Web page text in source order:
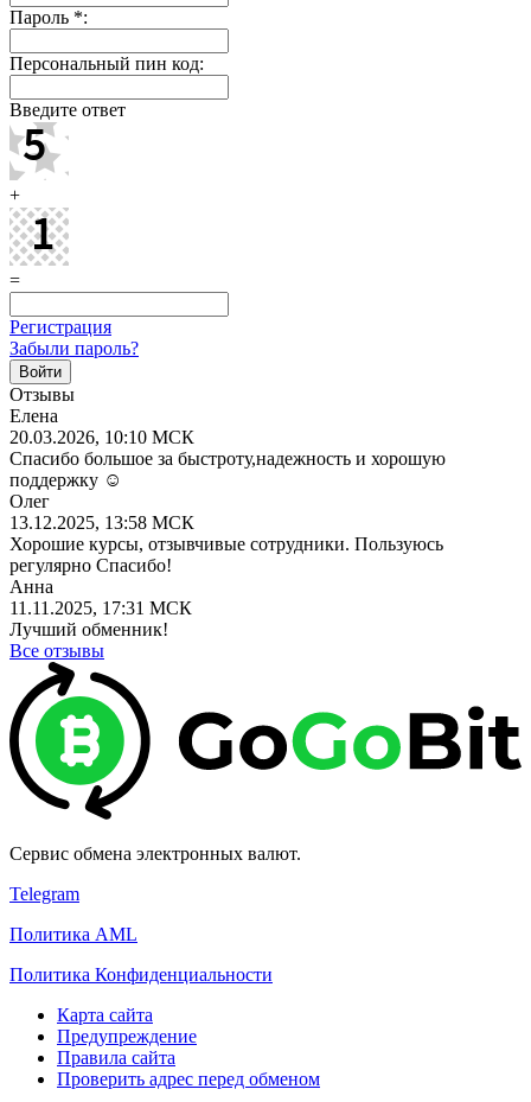
Пароль *:
Персональный пин код:
Введите ответ
+
=
Регистрация
Забыли пароль?
Отзывы
Елена
20.03.2026, 10:10 МСК
Спасибо большое за быстроту,надежность и хорошую
поддержку ☺️
Олег
13.12.2025, 13:58 МСК
Хорошие курсы, отзывчивые сотрудники. Пользуюсь
регулярно Спасибо!
Анна
11.11.2025, 17:31 МСК
Лучший обменник!
Все отзывы
Сервис обмена электронных валют.
Telegram
Политика AML
Политика Конфиденциальности
Карта сайта
Предупреждение
Правила сайта
Проверить адрес перед обменом